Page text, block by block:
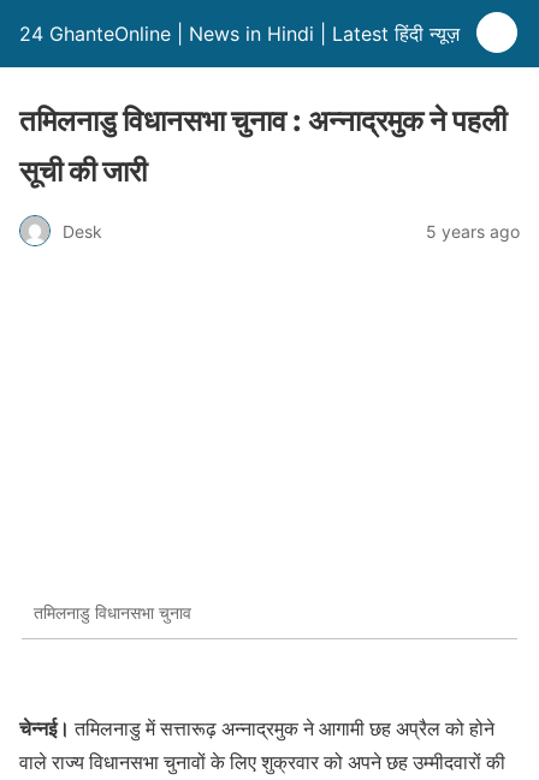
24 GhanteOnline | News in Hindi | Latest हिंदी न्यूज़
तमिलनाडु विधानसभा चुनाव : अन्नाद्रमुक ने पहली
सूची की जारी
Desk 5 years ago
तमिलनाडु विधानसभा चुनाव
चेन्नई। तमिलनाडु में सत्तारूढ़ अन्नाद्रमुक ने आगामी छह अप्रैल को होने
वाले राज्य विधानसभा चुनावों के लिए शुक्रवार को अपने छह उम्मीदवारों की